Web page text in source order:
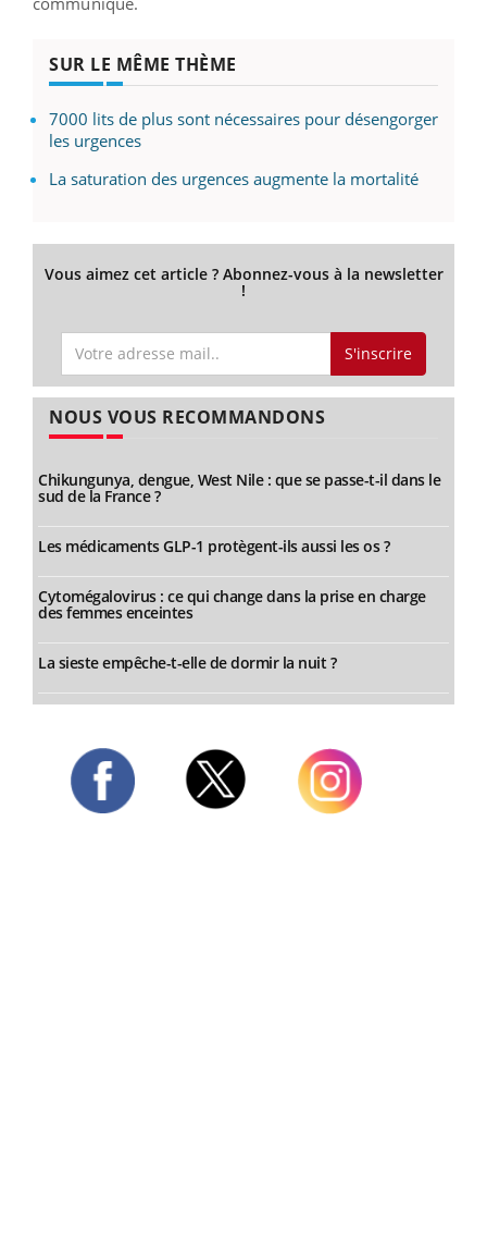
SUR LE MÊME THÈME
7000 lits de plus sont nécessaires pour désengorger
les urgences
La saturation des urgences augmente la mortalité
Vous aimez cet article ? Abonnez-vous à la newsletter
!
S'inscrire
NOUS VOUS RECOMMANDONS
Chikungunya, dengue, West Nile : que se passe-t-il dans le
sud de la France ?
Les médicaments GLP-1 protègent-ils aussi les os ?
Cytomégalovirus : ce qui change dans la prise en charge
des femmes enceintes
La sieste empêche-t-elle de dormir la nuit ?